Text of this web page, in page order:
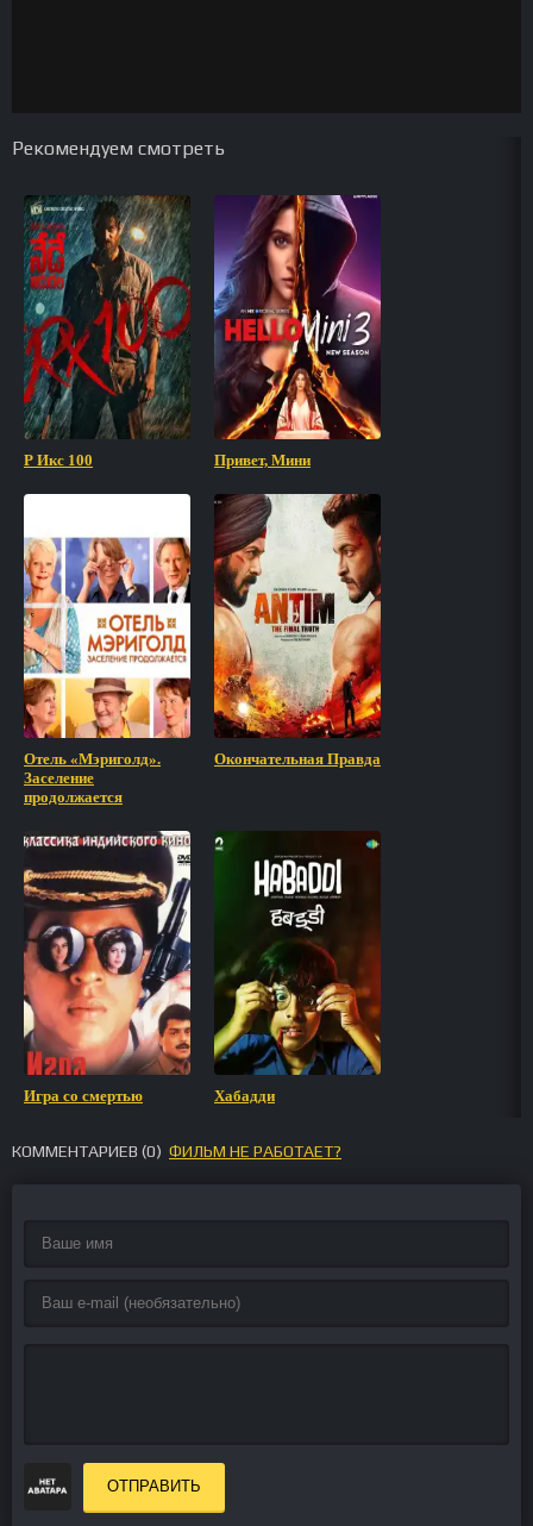
Рекомендуем смотреть
Р Икс 100 Привет, Мини
Отель «Мэриголд».
Заселение
продолжается
Окончательная Правда
Игра со смертью Хабадди
КОММЕНТАРИЕВ (0) ФИЛЬМ НЕ РАБОТАЕТ?
ОТПРАВИТЬ